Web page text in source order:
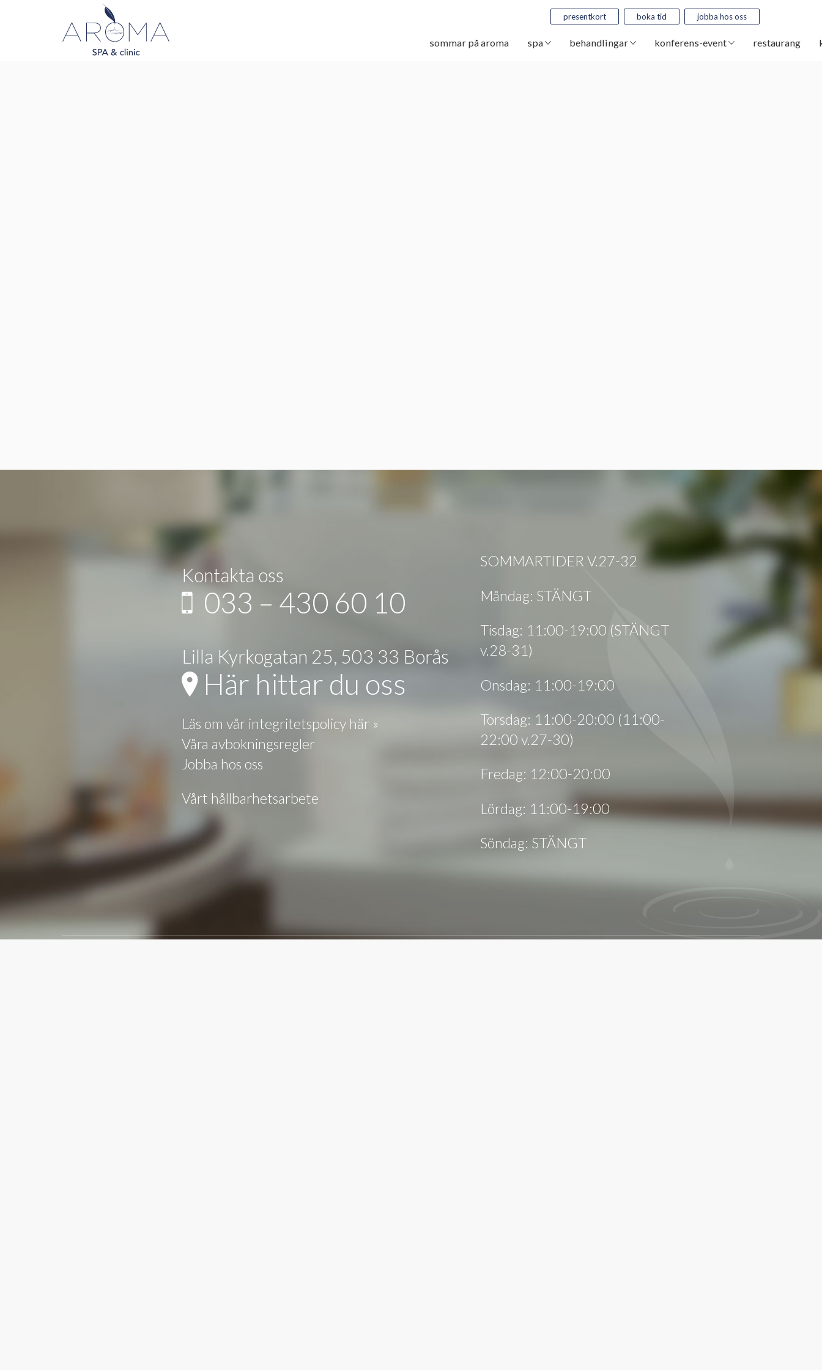
presentkort boka tid jobba hos oss
sommar på aroma spa behandlingar konferens-event restaurang
Kontakta oss
033 – 430 60 10
Lilla Kyrkogatan 25, 503 33 Borås
Här hittar du oss
Läs om vår integritetspolicy här »
Våra avbokningsregler
Jobba hos oss
Vårt hållbarhetsarbete
SOMMARTIDER V.27-32
Måndag: STÄNGT
Tisdag: 11:00-19:00 (STÄNGT
v.28-31)
Onsdag: 11:00-19:00
Torsdag: 11:00-20:00 (11:00-
22:00 v.27-30)
Fredag: 12:00-20:00
Lördag: 11:00-19:00
Söndag: STÄNGT